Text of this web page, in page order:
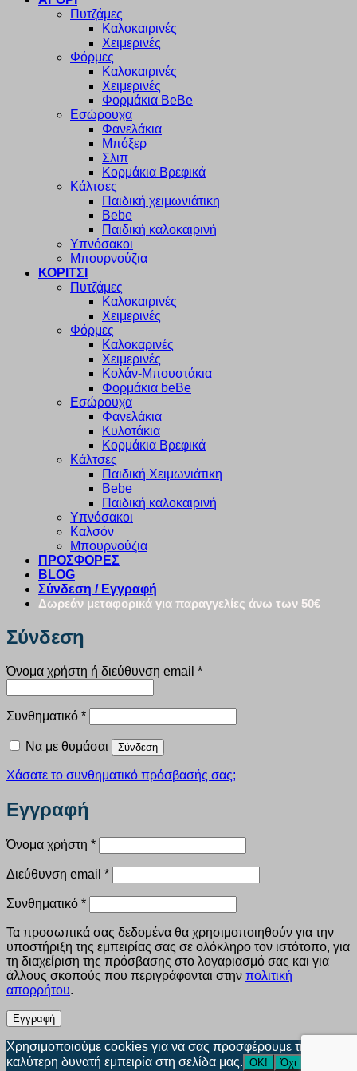
Πυτζάμες
Καλοκαιρινές
Χειμερινές
Φόρμες
Καλοκαιρινές
Χειμερινές
Φορμάκια BeBe
Εσώρουχα
Φανελάκια
Μπόξερ
Σλιπ
Κορμάκια Βρεφικά
Κάλτσες
Παιδική χειμωνιάτικη
Bebe
Παιδική καλοκαιρινή
Υπνόσακοι
Μπουρνούζια
ΚΟΡΙΤΣΙ
Πυτζάμες
Καλοκαιρινές
Χειμερινές
Φόρμες
Καλοκαρινές
Χειμερινές
Κολάν-Μπουστάκια
Φορμάκια beBe
Εσώρουχα
Φανελάκια
Κυλοτάκια
Κορμάκια Βρεφικά
Κάλτσες
Παιδική Χειμωνιάτικη
Bebe
Παιδική καλοκαιρινή
Υπνόσακοι
Καλσόν
Μπουρνούζια
ΠΡΟΣΦΟΡΕΣ
BLOG
Σύνδεση / Εγγραφή
Δωρεάν μεταφορικά για παραγγελίες άνω των 50€
Σύνδεση
Όνομα χρήστη ή διεύθυνση email *Απαιτείται
Συνθηματικό *Απαιτείται
Να με θυμάσαι Σύνδεση
Χάσατε το συνθηματικό πρόσβασής σας;
Εγγραφή
Όνομα χρήστη *Απαιτείται
Διεύθυνση email *Απαιτείται
Συνθηματικό *Απαιτείται
Τα προσωπικά σας δεδομένα θα χρησιμοποιηθούν για την
υποστήριξη της εμπειρίας σας σε ολόκληρο τον ιστότοπο, για
τη διαχείριση της πρόσβασης στο λογαριασμό σας και για
άλλους σκοπούς που περιγράφονται στην πολιτική
απορρήτου.
Εγγραφή
Χρησιμοποιούμε cookies για να σας προσφέρουμε την
καλύτερη δυνατή εμπειρία στη σελίδα μας. ΟΚ! Όχι